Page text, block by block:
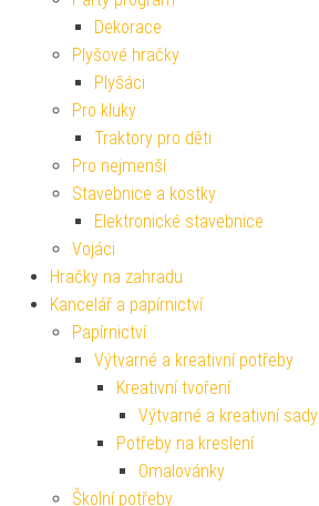
Dekorace
Plyšové hračky
Plyšáci
Pro kluky
Traktory pro děti
Pro nejmenší
Stavebnice a kostky
Elektronické stavebnice
Vojáci
Hračky na zahradu
Kancelář a papírnictví
Papírnictví
Výtvarné a kreativní potřeby
Kreativní tvoření
Výtvarné a kreativní sady
Potřeby na kreslení
Omalovánky
Školní potřeby